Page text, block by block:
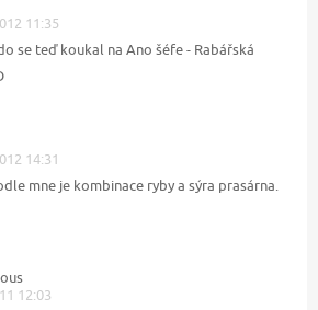
11:35
se teď koukal na Ano šéfe - Rabářská
14:31
mne je kombinace ryby a sýra prasárna.
12:03